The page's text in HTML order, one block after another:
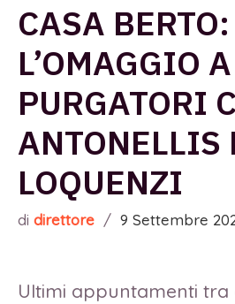
CASA BERTO:
L’OMAGGIO
PURGATORI
ANTONELLIS
LOQUENZI
di direttore / 9 Settembre
Ultimi appuntamenti tra